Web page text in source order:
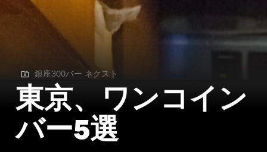
銀座300バー ネクスト
銀座300バー ネクスト
東京、ワンコイン
バー5選